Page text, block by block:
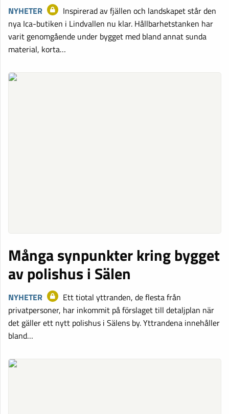
NYHETER
Inspirerad av fjällen och landskapet står den
nya Ica-butiken i Lindvallen nu klar. Hållbarhetstanken har
varit genomgående under bygget­ med bland annat sunda
material­, korta…
Många synpunkter kring bygget
av polishus i Sälen
NYHETER
Ett tiotal yttranden, de flesta från
privatpersoner, har inkommit på förslaget till detalj­plan när
det gäller ett nytt polishus i Sälens by. Yttrandena innehåller
bland…